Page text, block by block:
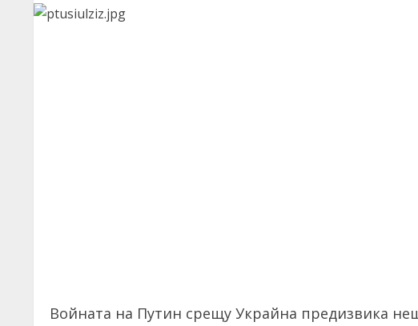
Войната на Путин срещу Украйна предизвика